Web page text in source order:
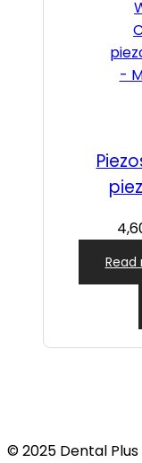
Read
© 2025 Dental Plus